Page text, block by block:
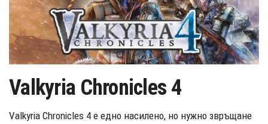
Valkyria Chronicles 4
Valkyria Chronicles 4 е едно насилено, но нужно звръщане